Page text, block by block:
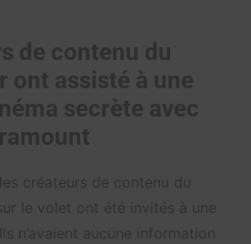
de contenu du
ont assisté à une
secrète avec
créateurs de contenu du
le volet ont été invités à une
n’avaient aucune information